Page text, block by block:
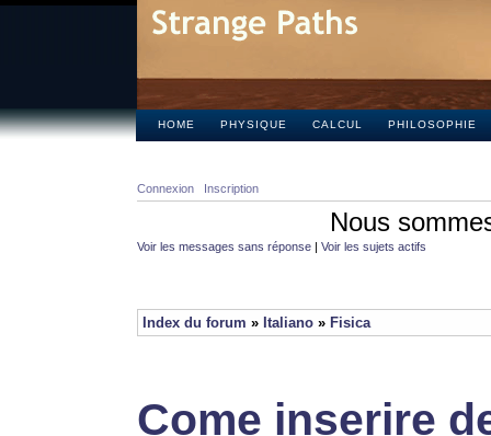
HOME PHYSIQUE CALCUL PHILOSOPHIE
Connexion Inscription
Nous
Voir les messages sans réponse | Voir les sujets actifs
Index du forum » Italiano » Fisica
Come inserire